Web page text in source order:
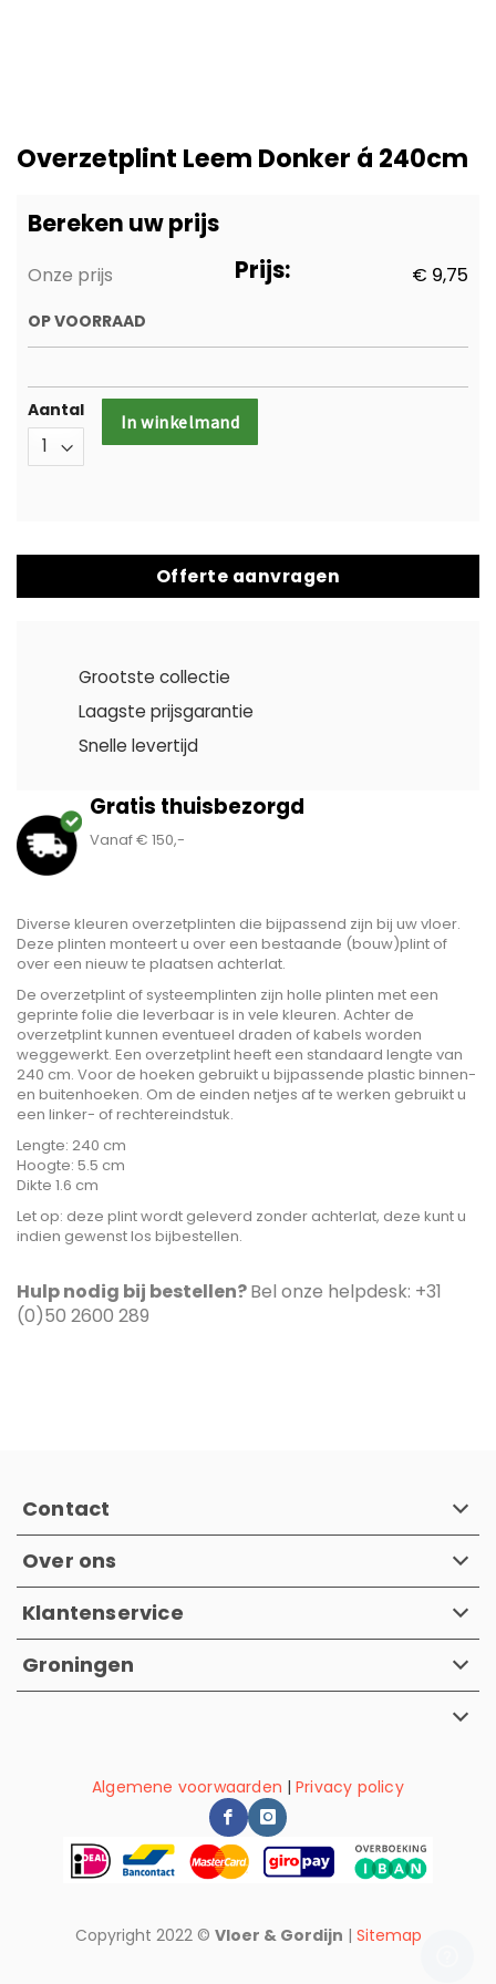
het
van
de
gallerij
Overzetplint Leem Donker á 240cm
Bereken uw prijs
Onze prijs Prijs: € 9,75
OP VOORRAAD
Aantal
In winkelmand
Offerte aanvragen
Grootste collectie
Laagste prijsgarantie
Snelle levertijd
Gratis thuisbezorgd
Vanaf € 150,-
Diverse kleuren overzetplinten die bijpassend zijn bij uw vloer.
Deze plinten monteert u over een bestaande (bouw)plint of
over een nieuw te plaatsen achterlat.
De overzetplint of systeemplinten zijn holle plinten met een
geprinte folie die leverbaar is in vele kleuren. Achter de
overzetplint kunnen eventueel draden of kabels worden
weggewerkt. Een overzetplint heeft een standaard lengte van
240 cm. Voor de hoeken gebruikt u bijpassende plastic binnen-
en buitenhoeken. Om de einden netjes af te werken gebruikt u
een linker- of rechtereindstuk.
Lengte: 240 cm
Hoogte: 5.5 cm
Dikte 1.6 cm
Let op: deze plint wordt geleverd zonder achterlat, deze kunt u
indien gewenst los bijbestellen.
Hulp nodig bij bestellen?Bel onze helpdesk: +31
(0)50 2600 289
Contact
Over ons
Klantenservice
Groningen
Algemene voorwaarden |Privacy policy
Copyright 2022 © Vloer & Gordijn | Sitemap